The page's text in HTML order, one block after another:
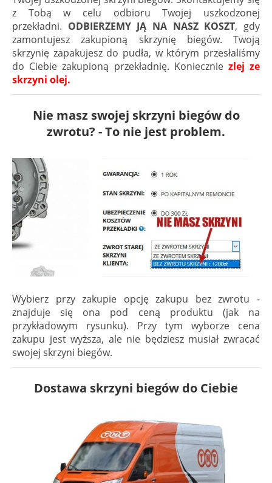
z Tobą w celu odbioru Twojej uszkodzonej
przekładni. ODBIERZEMY JĄ NA NASZ KOSZT, gdy
zamontujesz zakupioną skrzynię biegów. Twoją
skrzynię zapakujesz do pudła, w którym przesłaliśmy
do Ciebie zakupioną przekładnię. Koniecznie zlej ze
skrzyni olej.
Nie masz swojej skrzyni biegów do
zwrotu? - To nie jest problem.
Wybierz przy zakupie opcję zakupu bez zwrotu -
znajduje się ona pod ceną produktu (jak na
przykładowym rysunku). Przy tym wyborze cena
zakupu jest wyższa, ale nie będziesz musiał zwracać
swojej skrzyni biegów.
Dostawa skrzyni biegów do Ciebie